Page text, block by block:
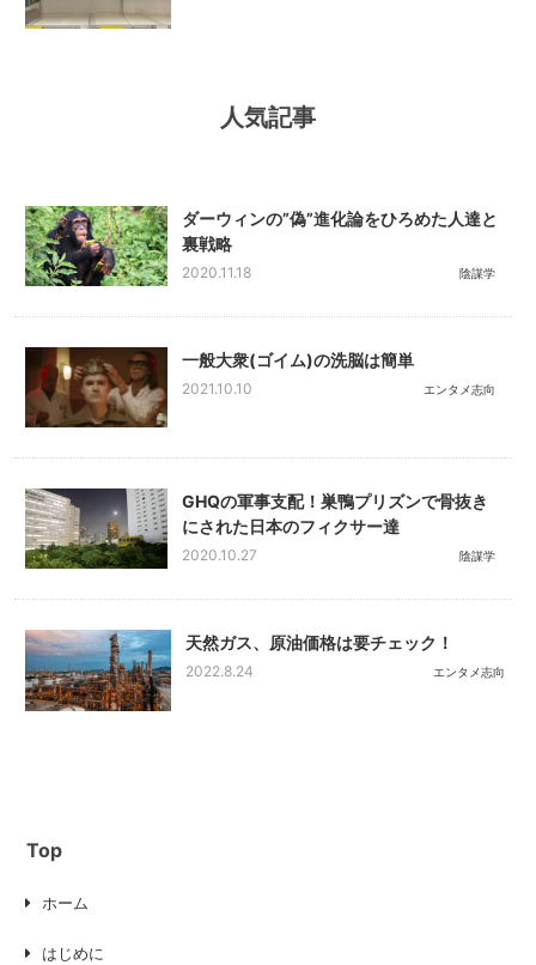
人気記事
ダーウィンの”偽”進化論をひろめた人達と
裏戦略
2020.11.18 陰謀学
一般大衆(ゴイム)の洗脳は簡単
2021.10.10 エンタメ志向
GHQの軍事支配！巣鴨プリズンで骨抜き
にされた日本のフィクサー達
2020.10.27 陰謀学
天然ガス、原油価格は要チェック！
2022.8.24 エンタメ志向
Top
ホーム
はじめに